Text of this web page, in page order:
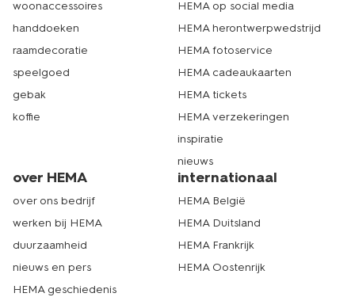
woonaccessoires
handdoeken
raamdecoratie
speelgoed
gebak
koffie
HEMA op social media
HEMA herontwerpwedstrijd
HEMA fotoservice
HEMA cadeaukaarten
HEMA tickets
HEMA verzekeringen
inspiratie
nieuws
over HEMA
over ons bedrijf
werken bij HEMA
duurzaamheid
nieuws en pers
HEMA geschiedenis
internationaal
HEMA België
HEMA Duitsland
HEMA Frankrijk
HEMA Oostenrijk